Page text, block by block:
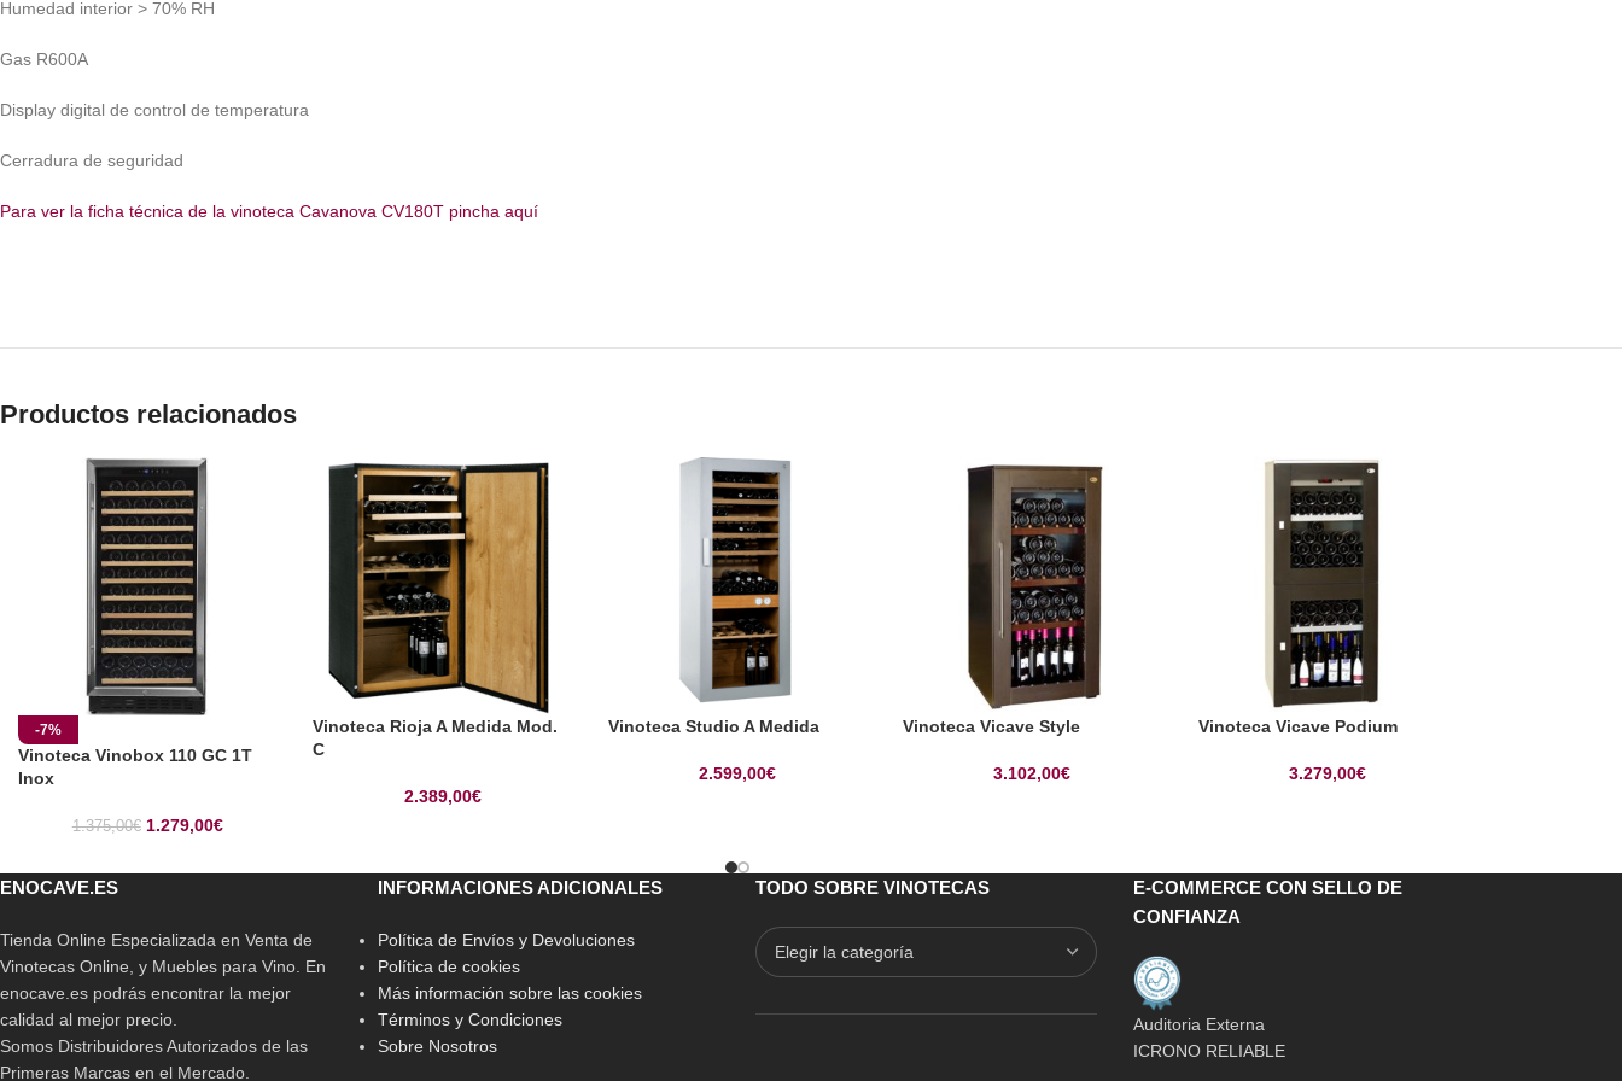
Humedad interior > 70% RH
Gas R600A
Display digital de control de temperatura
Cerradura de seguridad
Para ver la ficha técnica de la vinoteca Cavanova CV180T pincha aquí
Productos relacionados
-7%
Vinoteca Vinobox 110 GC 1T
Inox
1.375,00€ 1.279,00€
Vinoteca Rioja A Medida Mod.
C
2.389,00€
Vinoteca Studio A Medida
2.599,00€
Vinoteca Vicave Style
3.102,00€
Vinoteca Vicave Podium
3.279,00€
ENOCAVE.ES
Tienda Online Especializada en Venta de
Vinotecas Online, y Muebles para Vino. En
enocave.es podrás encontrar la mejor
calidad al mejor precio.
Somos Distribuidores Autorizados de las
Primeras Marcas en el Mercado.
INFORMACIONES ADICIONALES
Política de Envíos y Devoluciones
Política de cookies
Más información sobre las cookies
Términos y Condiciones
Sobre Nosotros
TODO SOBRE VINOTECAS
E-COMMERCE CON SELLO DE
CONFIANZA
Auditoria Externa
ICRONO RELIABLE